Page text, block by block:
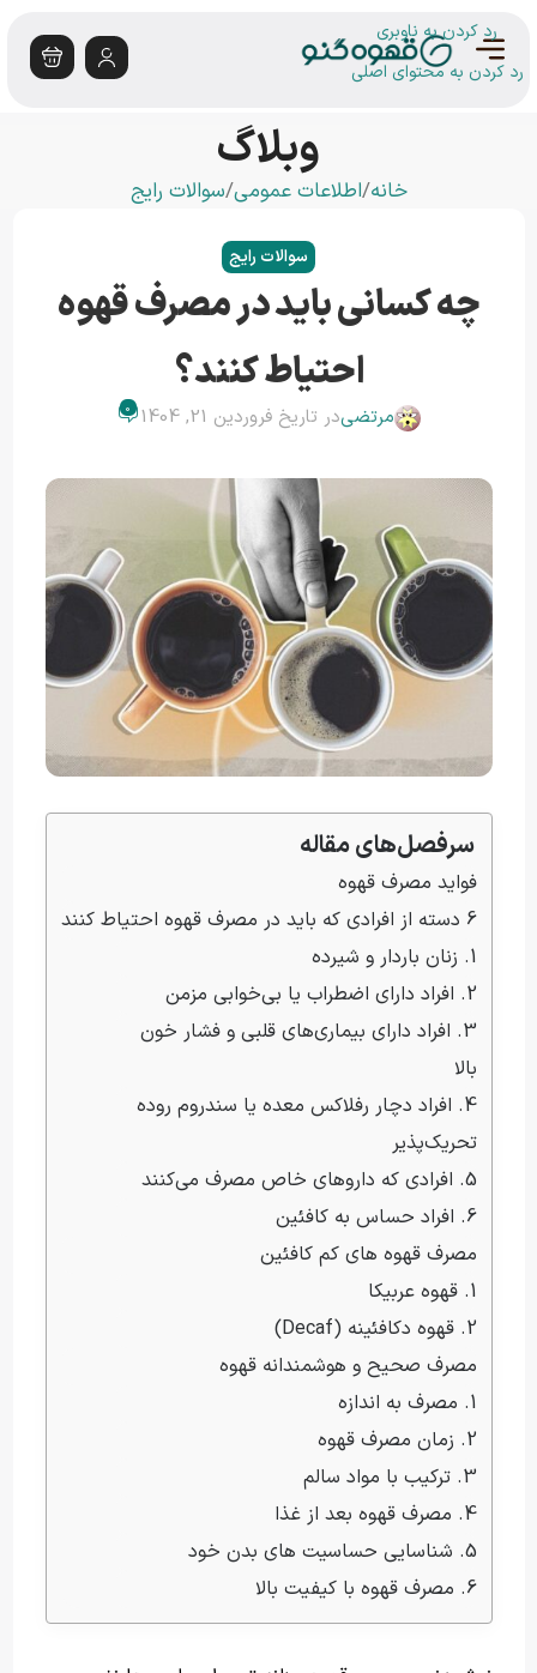
رد کردن به ناوبری
رد کردن به محتوای اصلی
وبلاگ
خانه اطلاعات عمومی سوالات رایج
سوالات رایج
چه کسانی باید در مصرف قهوه
احتیاط کنند؟
مرتضیدر تاریخ فروردین 21, 1404 0
سرفصل‌های مقاله
فواید مصرف قهوه
6 دسته از افرادی که باید در مصرف قهوه احتیاط کنند
1. زنان باردار و شیرده
2. افراد دارای اضطراب یا بی‌خوابی مزمن
3. افراد دارای بیماری‌های قلبی و فشار خون
بالا
4. افراد دچار رفلاکس معده یا سندروم روده
تحریک‌پذیر
5. افرادی که داروهای خاص مصرف می‌کنند
6. افراد حساس به کافئین
مصرف قهوه های کم کافئین
1. قهوه عربیکا
2. قهوه دکافئینه (Decaf)
مصرف صحیح و هوشمندانه قهوه
1. مصرف به اندازه
2. زمان مصرف قهوه
3. ترکیب با مواد سالم
4. مصرف قهوه بعد از غذا
5. شناسایی حساسیت های بدن خود
6. مصرف قهوه با کیفیت بالا